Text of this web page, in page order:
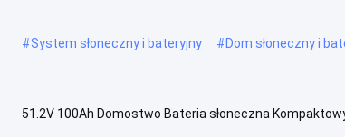
#System słoneczny i bateryjny #Dom słoneczny i
51.2V 100Ah Domostwo Bateria słoneczna